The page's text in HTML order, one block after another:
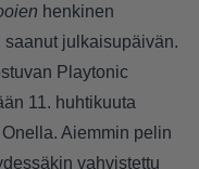
henkinen
saanut julkaisupäivän.
Playtonic
11. huhtikuuta
Aiemmin pelin
vahvistettu